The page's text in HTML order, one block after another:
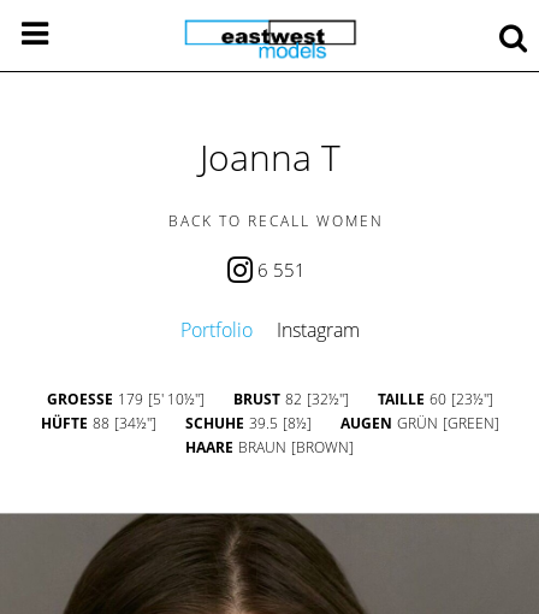
Joanna T
BACK TO RECALL WOMEN
6 551
Portfolio Instagram
GROESSE 179 [5' 10½''] BRUST 82 [32½''] TAILLE 60 [23½'']
HÜFTE 88 [34½''] SCHUHE 39.5 [8½] AUGEN GRÜN [GREEN]
HAARE BRAUN [BROWN]